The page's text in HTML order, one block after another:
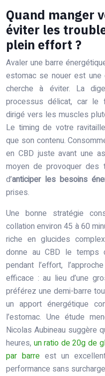
Quand manger
éviter les
plein effort ?
Avaler une barre
estomac se nouer est une
cherche à éviter. La
processus délicat, car le
dirigé vers les muscles
Le timing de votre
que son contenu.
en CBD juste avant une
moyen de provoquer
d’anticiper les besoins
prises.
Une bonne stratégie
collation environ 45 à 60
riche en glucides
donne au CBD le temps
pendant l’effort,
efficace : au lieu d’une
préférez une demi-barre
un apport énergétique
l’estomac. Une étude
Nicolas Aubineau suggère
heures, un ratio de 20g de
par barre est un
performance sans